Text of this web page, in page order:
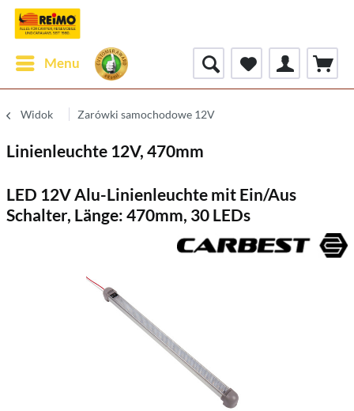
Menu
Widok Zarówki samochodowe 12V
Linienleuchte 12V, 470mm
LED 12V Alu-Linienleuchte mit Ein/Aus
Schalter, Länge: 470mm, 30 LEDs